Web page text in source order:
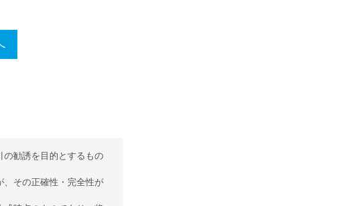
勧誘を目的とするもの
その正確性・完全性が